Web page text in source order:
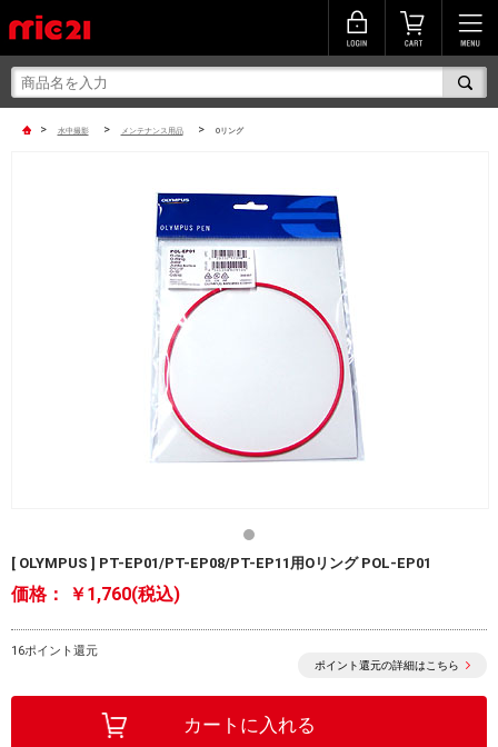
> 水中撮影 > メンテナンス用品 > Oリング
[ OLYMPUS ] PT-EP01/PT-EP08/PT-EP11用Oリング POL-EP01
価格： ￥1,760(税込)
16ポイント還元
ポイント還元の詳細はこちら